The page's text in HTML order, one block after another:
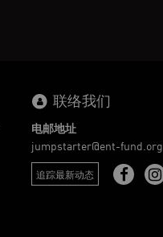
联络我们
电邮地址
jumpstarter@ent-fund.org
追踪最新动态